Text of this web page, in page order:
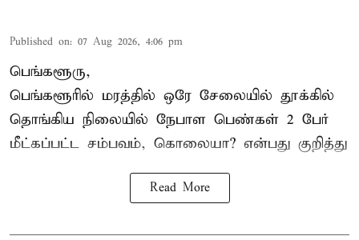
Published on: 07 Aug 2026, 4:06 pm
பெங்களூரு,
பெங்களூரில் மரத்தில் ஒரே சேலையில் தூக்கில்
தொங்கிய நிலையில் நேபாள பெண்கள் 2 பேர்
மீட்கப்பட்ட சம்பவம், கொலையா? என்பது குறித்து
Read More